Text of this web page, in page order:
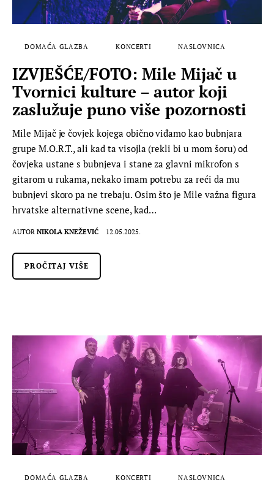
DOMAĆA GLAZBA KONCERTI NASLOVNICA
IZVJEŠĆE/FOTO: Mile Mijač u
Tvornici kulture – autor koji
zaslužuje puno više pozornosti
Mile Mijač je čovjek kojega obično viđamo kao bubnjara
grupe M.O.R.T., ali kad ta visojla (rekli bi u mom šoru) od
čovjeka ustane s bubnjeva i stane za glavni mikrofon s
gitarom u rukama, nekako imam potrebu za reći da mu
bubnjevi skoro pa ne trebaju. Osim što je Mile važna figura
hrvatske alternativne scene, kad…
AUTOR NIKOLA KNEŽEVIĆ 12.05.2025.
PROČITAJ VIŠE
DOMAĆA GLAZBA KONCERTI NASLOVNICA